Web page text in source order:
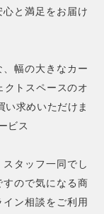
と満足をお届け
幅の大きなカー
クトスペースのオ
い求めいただけま
ビス
タッフ一同でし
すので気になる商
ン相談をご利用